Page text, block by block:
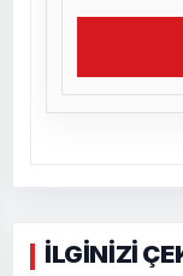
İLGİNİZİ